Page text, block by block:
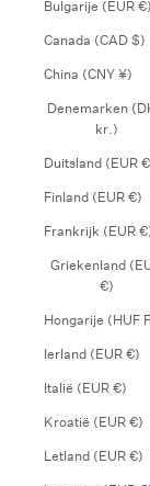
Bulgarije (EUR €)
Canada (CAD $)
China (CNY ¥)
Denemarken
kr.)
Duitsland (EUR
Finland (EUR €)
Frankrijk (EUR
Griekenland
€)
Hongarije (HUF
Ierland (EUR €)
Italië (EUR €)
Kroatië (EUR €)
Letland (EUR €)